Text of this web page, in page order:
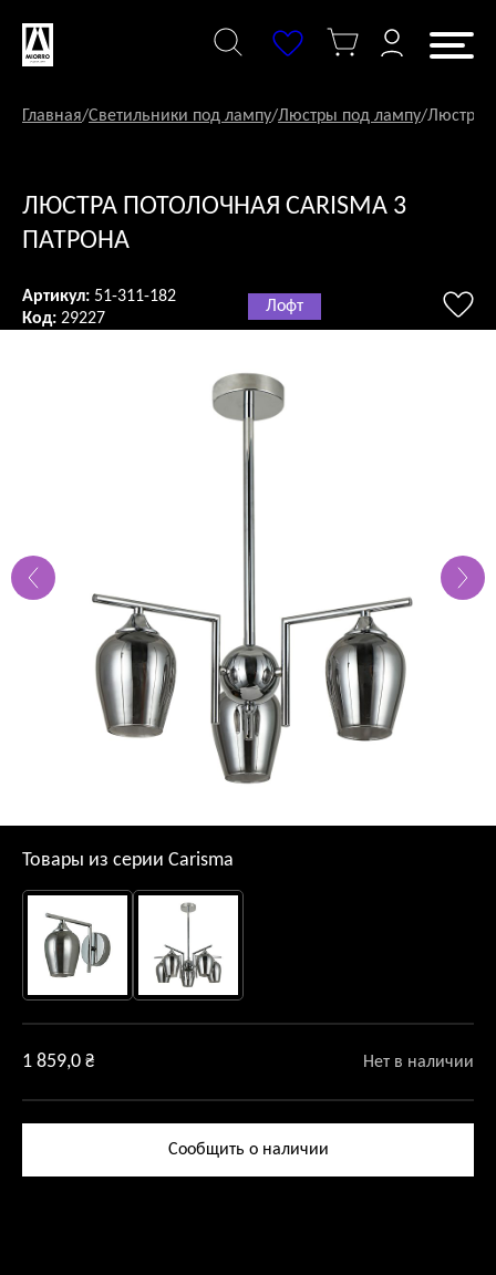
содержанию
Главная/Светильники под лампу/Люстры под лампу/Люстра
ЛЮСТРА ПОТОЛОЧНАЯ CARISMA 3
ПАТРОНА
Артикул: 51-311-182
Код: 29227
Лофт
Товары из серии Carisma
1 859,0 ₴ Нет в наличии
Сообщить о наличии